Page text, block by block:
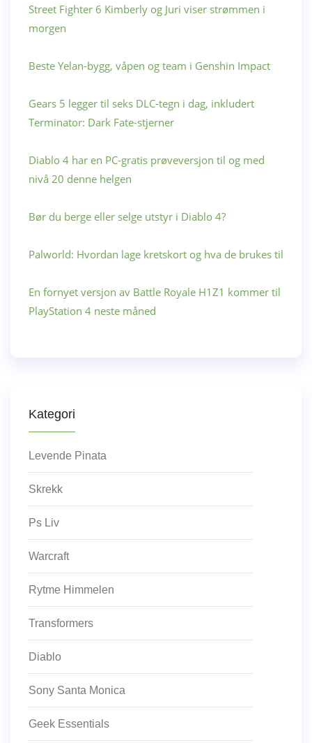
Street Fighter 6 Kimberly og Juri viser strømmen i
morgen
Beste Yelan-bygg, våpen og team i Genshin Impact
Gears 5 legger til seks DLC-tegn i dag, inkludert
Terminator: Dark Fate-stjerner
Diablo 4 har en PC-gratis prøveversjon til og med
nivå 20 denne helgen
Bør du berge eller selge utstyr i Diablo 4?
Palworld: Hvordan lage kretskort og hva de brukes til
En fornyet versjon av Battle Royale H1Z1 kommer til
PlayStation 4 neste måned
Kategori
Levende Pinata
Skrekk
Ps Liv
Warcraft
Rytme Himmelen
Transformers
Diablo
Sony Santa Monica
Geek Essentials